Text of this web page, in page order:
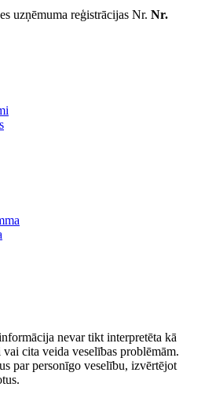
uzņēmuma reģistrācijas Nr. Nr.
nevar tikt interpretēta kā
vai cita veida veselības problēmām.
par personīgo veselību, izvērtējot